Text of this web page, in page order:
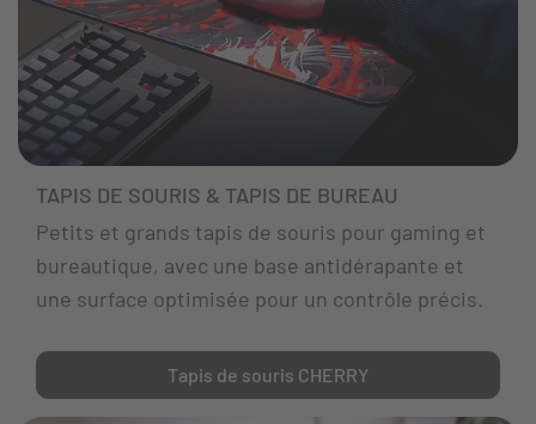
TAPIS DE SOURIS & TAPIS DE BUREAU
Petits et grands tapis de souris pour gaming et
bureautique, avec une base antidérapante et
une surface optimisée pour un contrôle précis.
Tapis de souris CHERRY